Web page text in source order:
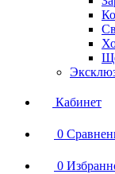
Кабинет
0
0